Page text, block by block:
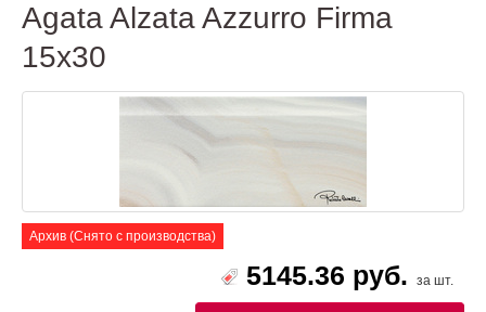
Agata Alzata Azzurro Firma
15x30
Архив (Снято с производства)
5145.36 руб. за шт.